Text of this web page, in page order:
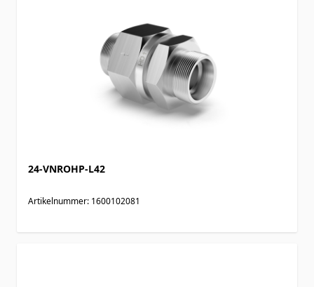
24-VNROHP-L42
Artikelnummer: 1600102081